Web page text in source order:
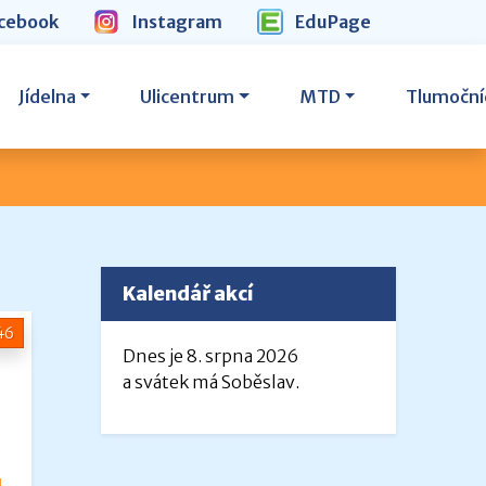
Instagram EduPage
Jídelna Ulicentrum MTD
Kalendář akcí
Dnes je 8. srpna 2026
a svátek má Soběslav.